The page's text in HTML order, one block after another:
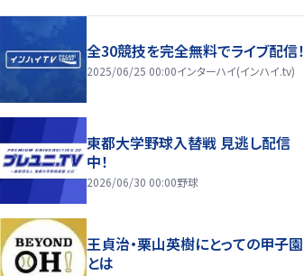
全30競技を完全無料でライブ配信！
2025/06/25 00:00インターハイ(インハイ.tv)
東都大学野球入替戦 見逃し配信
中！
2026/06/30 00:00野球
王貞治・栗山英樹にとっての甲子園
とは